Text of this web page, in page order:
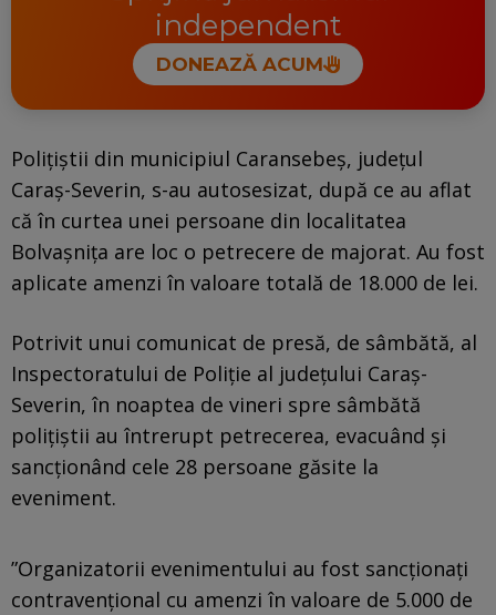
independent
DONEAZĂ ACUM
Poliţiştii din municipiul Caransebeş, judeţul
Caraş-Severin, s-au autosesizat, după ce au aflat
că în curtea unei persoane din localitatea
Bolvaşniţa are loc o petrecere de majorat. Au fost
aplicate amenzi în valoare totală de 18.000 de lei.
Potrivit unui comunicat de presă, de sâmbătă, al
Inspectoratului de Poliţie al judeţului Caraş-
Severin, în noaptea de vineri spre sâmbătă
poliţiştii au întrerupt petrecerea, evacuând şi
sancţionând cele 28 persoane găsite la
eveniment.
”Organizatorii evenimentului au fost sancţionaţi
contravenţional cu amenzi în valoare de 5.000 de